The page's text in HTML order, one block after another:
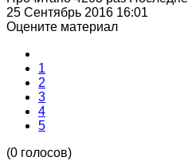
25 Сентябрь 2016 16:01
Оцените материал
1
2
3
4
5
(0 голосов)